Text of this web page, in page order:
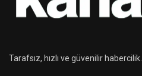
Tarafsız, hızlı ve güvenilir habercilik.